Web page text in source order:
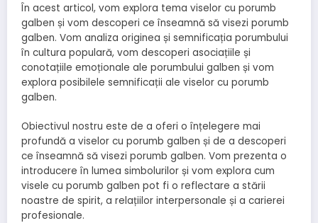
În acest articol, vom explora tema viselor cu porumb
galben și vom descoperi ce înseamnă să visezi porumb
galben. Vom analiza originea și semnificația porumbului
în cultura populară, vom descoperi asociațiile și
conotațiile emoționale ale porumbului galben și vom
explora posibilele semnificații ale viselor cu porumb
galben.
Obiectivul nostru este de a oferi o înțelegere mai
profundă a viselor cu porumb galben și de a descoperi
ce înseamnă să visezi porumb galben. Vom prezenta o
introducere în lumea simbolurilor și vom explora cum
visele cu porumb galben pot fi o reflectare a stării
noastre de spirit, a relațiilor interpersonale și a carierei
profesionale.